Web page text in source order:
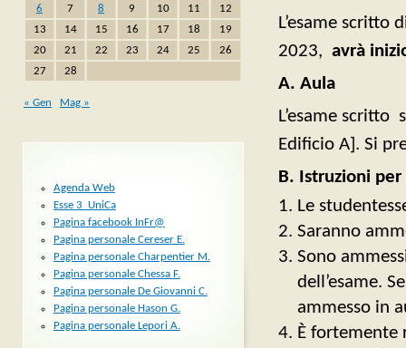
L’esame scritto
2023, avrà
A. Aula
L’esame scritto
Edificio A]. Si
B. Istruzioni per
Le
Saranno
Sono
dell’esame.
ammesso in
È fortemente
6
7 8 9 10 11
12
13
14 15 16 17 18
19
20
21 22 23 24 25
26
27
28
« Gen Mag »
Agenda Web
Esse 3_UniCa
Pagina facebook InFr@
Pagina personale Cereser E.
Pagina personale Charpentier M.
Pagina personale Chessa F.
Pagina personale De Giovanni C.
Pagina personale Hason G.
Pagina personale Lepori A.